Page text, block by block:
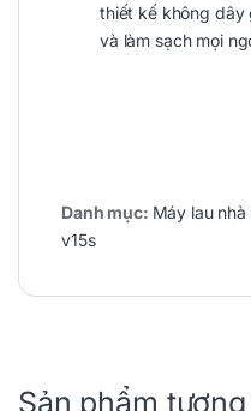
thiết kế không dây
và làm sạch mọi
Danh mục: Máy lau
v15s
Sản phẩm